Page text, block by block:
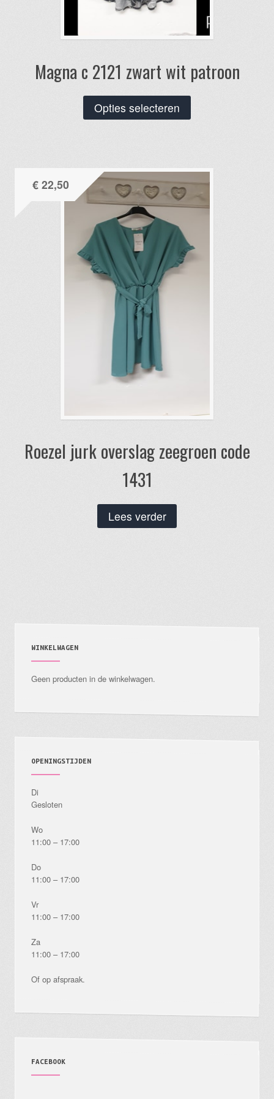
Magna c 2121 zwart wit patroon
Opties selecteren
product
variaties.
Deze
optie
gekozen
worden
Roezel jurk overslag zeegroen code
1431
€22,50
Lees verder
WINKELWAGEN
Geen producten in de winkelwagen.
OPENINGSTIJDEN
Di
Gesloten
Wo
11:00 – 17:00
Do
11:00 – 17:00
Vr
11:00 – 17:00
Za
11:00 – 17:00
Of op afspraak.
FACEBOOK